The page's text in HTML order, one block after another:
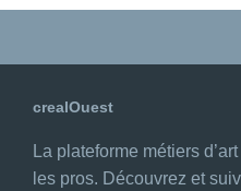
crealOuest
La plateforme métiers
les pros. Découvrez et